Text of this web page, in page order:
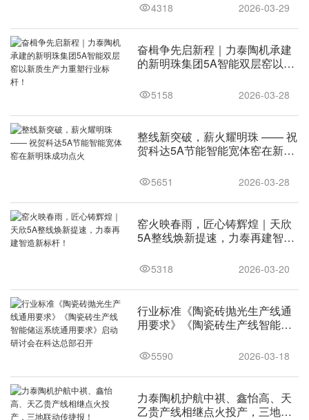
2026-03-29
4318
奋楫争先启新程｜力泰陶机承建
的新明珠集团5A智能双层窑以新
2026-03-28
5158
整线新突破，薪火耀明珠 —— 祝
贺科达5A节能智能宽体窑在新明
2026-03-28
5651
窑火映春雨，匠心铸辉煌｜天欣
5A整线焕新提速，力泰再建智造
2026-03-20
5318
行业标准《陶瓷砖抛光生产线通
用要求》《陶瓷砖生产线智能储
科达总部召开
2026-03-18
5590
力泰陶机护航中祺、鑫怡高、天
乙贵产线相继点火投产，三地联